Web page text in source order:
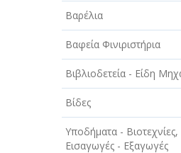
ΤΕΧΝΟΛΟΓΙΑ
ΥΓΕΙΑ - ΙΑΤΡΟΙ
ΦΑΓΗΤΟ
Βαρέλια
Βαφεία Φινιριστήρια
Βιβλιοδετεία - Είδη
Βίδες
Υποδήματα - Βιοτεχνίες,
Εισαγωγές - Εξαγωγές